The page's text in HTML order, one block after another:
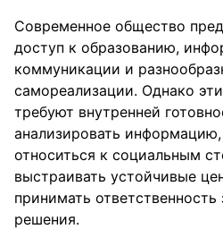
Современное общество
доступ к образованию,
коммуникации и
самореализации. Однако
требуют внутренней
анализировать
относиться к социальным
выстраивать устойчивые
принимать ответственность
решения.